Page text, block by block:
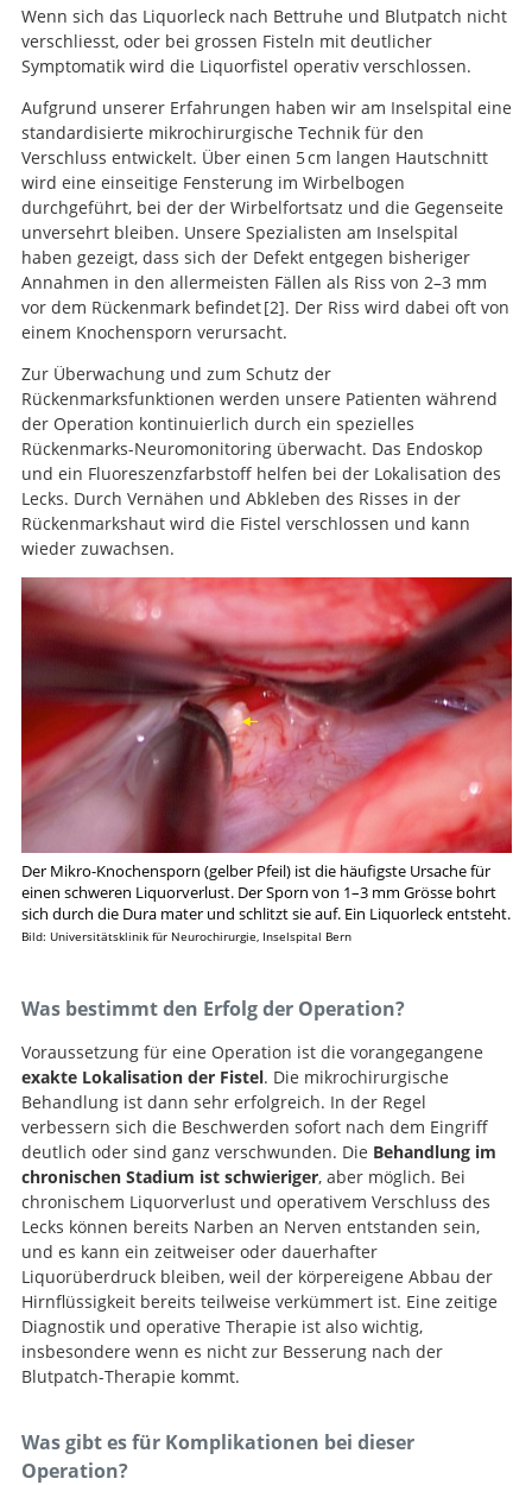
Wenn sich das Liquorleck nach Bettruhe und Blutpatch nicht
verschliesst, oder bei grossen Fisteln mit deutlicher
Symptomatik wird die Liquorfistel operativ verschlossen.
Aufgrund unserer Erfahrungen haben wir am Inselspital eine
standardisierte mikrochirurgische Technik für den
Verschluss entwickelt. Über einen 5 cm langen Hautschnitt
wird eine einseitige Fensterung im Wirbelbogen
durchgeführt, bei der der Wirbelfortsatz und die Gegenseite
unversehrt bleiben. Unsere Spezialisten am Inselspital
haben gezeigt, dass sich der Defekt entgegen bisheriger
Annahmen in den allermeisten Fällen als Riss von 2–3 mm
vor dem Rückenmark befindet 2
and Spinal Cord Release for 360° Repair of Dural
Defects in Spontaneous Intracranial Hypotension.
. Der Riss wird dabei oft von
einem Knochensporn verursacht.
Zur Überwachung und zum Schutz der
Rückenmarksfunktionen werden unsere Patienten während
der Operation kontinuierlich durch ein spezielles
Rückenmarks-Neuromonitoring überwacht. Das Endoskop
und ein Fluoreszenzfarbstoff helfen bei der Lokalisation des
Lecks. Durch Vernähen und Abkleben des Risses in der
Rückenmarkshaut wird die Fistel verschlossen und kann
wieder zuwachsen.
Der Mikro-Knochensporn (gelber Pfeil) ist die häufigste Ursache für
einen schweren Liquorverlust. Der Sporn von 1–3 mm Grösse bohrt
sich durch die Dura mater und schlitzt sie auf. Ein Liquorleck entsteht.
Bild: Universitätsklinik für Neurochirurgie, Inselspital Bern
Was bestimmt den Erfolg der Operation?
Voraussetzung für eine Operation ist die vorangegangene
exakte Lokalisation der Fistel. Die mikrochirurgische
Behandlung ist dann sehr erfolgreich. In der Regel
verbessern sich die Beschwerden sofort nach dem Eingriff
deutlich oder sind ganz verschwunden. Die Behandlung im
chronischen Stadium ist schwieriger, aber möglich. Bei
chronischem Liquorverlust und operativem Verschluss des
Lecks können bereits Narben an Nerven entstanden sein,
und es kann ein zeitweiser oder dauerhafter
Liquorüberdruck bleiben, weil der körpereigene Abbau der
Hirnflüssigkeit bereits teilweise verkümmert ist. Eine zeitige
Diagnostik und operative Therapie ist also wichtig,
insbesondere wenn es nicht zur Besserung nach der
Blutpatch-Therapie kommt.
Was gibt es für Komplikationen bei dieser
Operation?